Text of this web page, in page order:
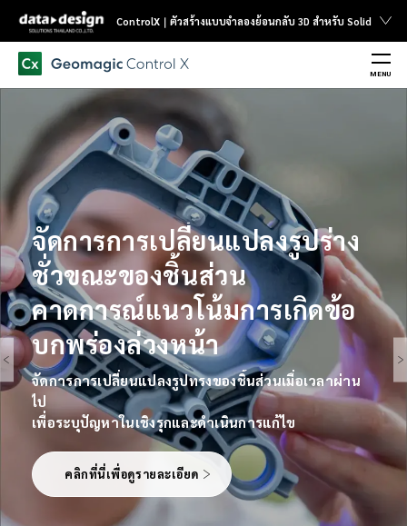
ControlX｜ตัวสร้างแบบจำลองย้อนกลับ 3D สำหรับ Solid
MENU
จัดการการเปลี่ยนแปลงรูปร่าง
ชั่วขณะของชิ้นส่วน
คาดการณ์แนวโน้มการเกิดข้อ
บกพร่องล่วงหน้า
จัดการการเปลี่ยนแปลงรูปทรงของชิ้นส่วนเมื่อเวลาผ่าน
ไป
เพื่อระบุปัญหาในเชิงรุกและดำเนินการแก้ไข
คลิกที่นี่เพื่อดูรายละเอียด